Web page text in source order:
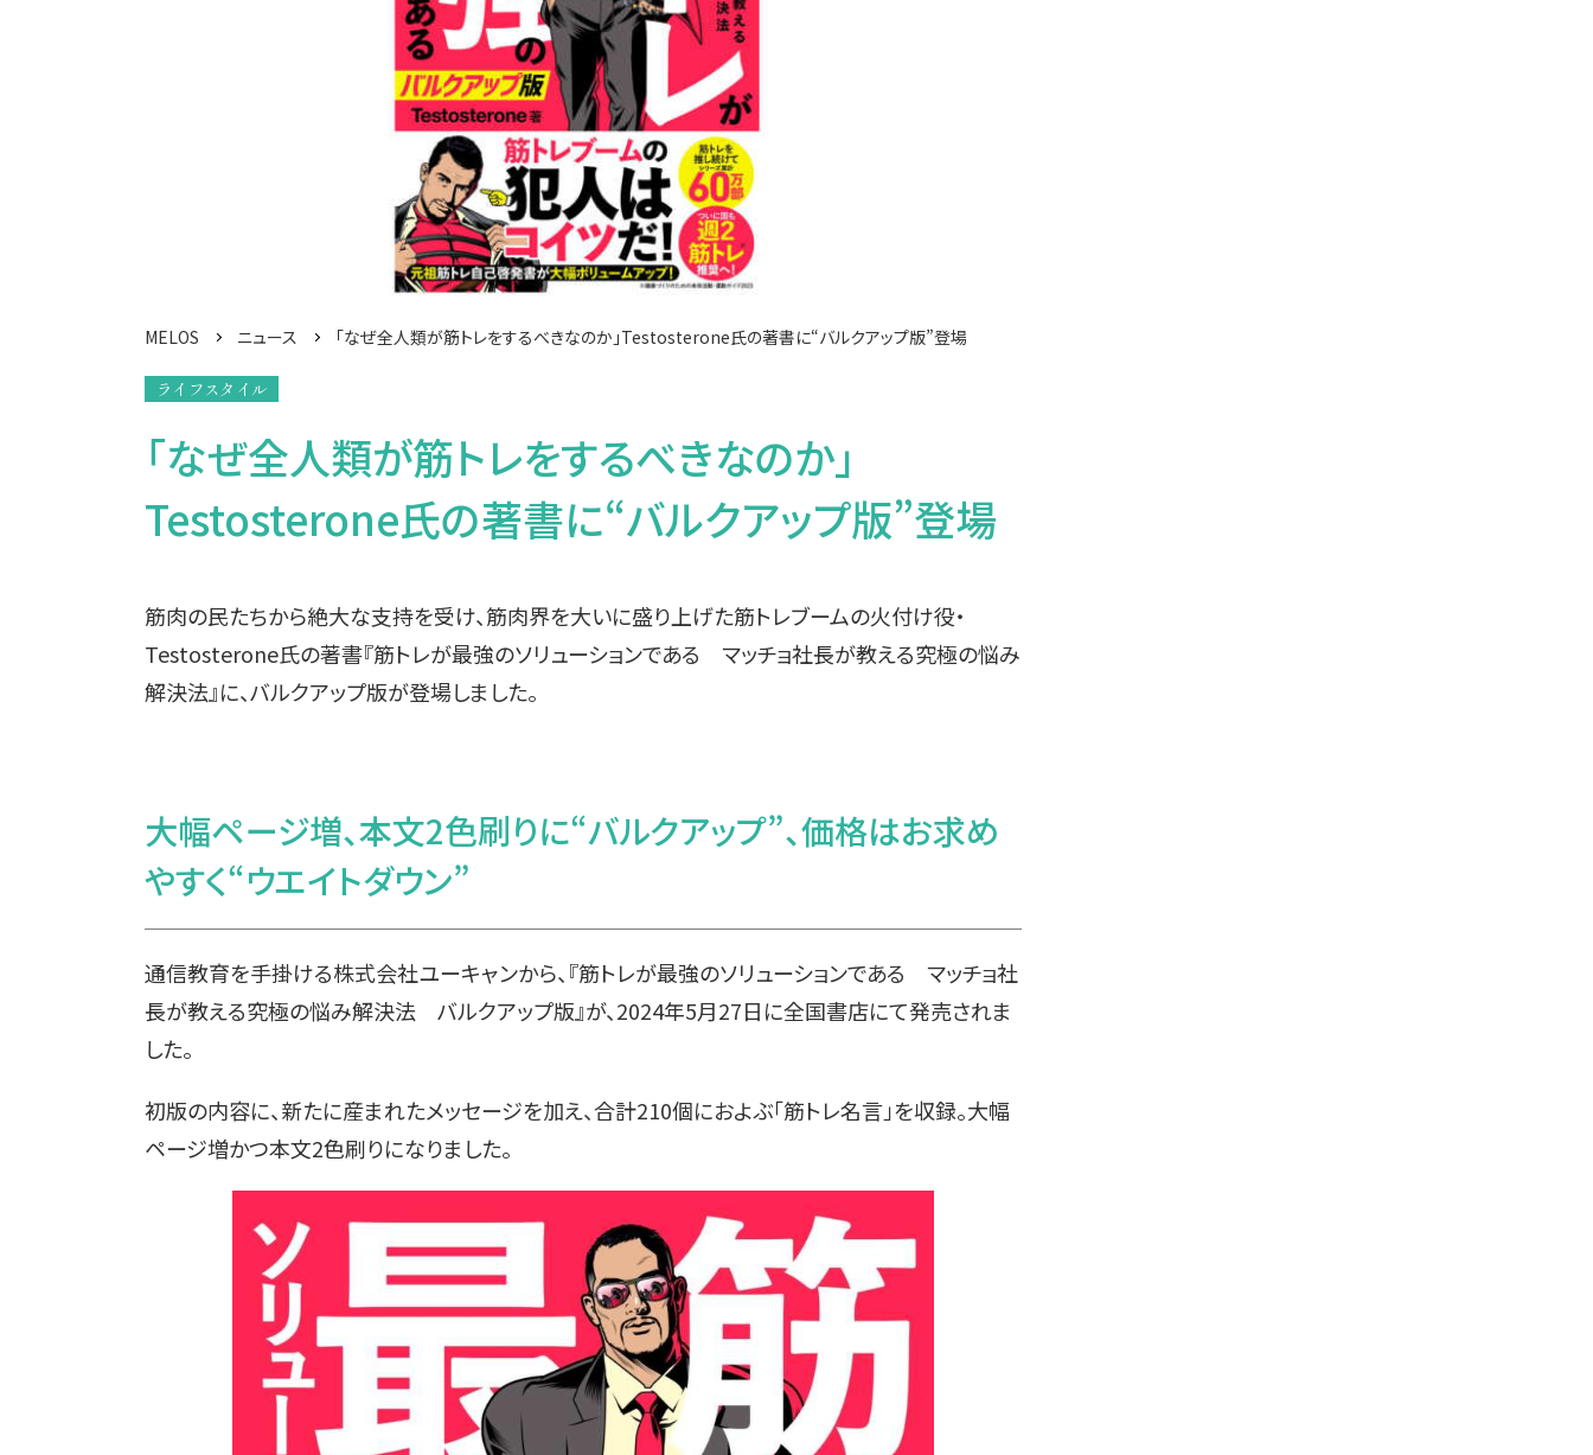
MELOS ニュース 「なぜ全人類が筋トレをするべきなのか」Testosterone氏の著書に“バルクアップ版”登場
ライフスタイル
「なぜ全人類が筋トレをするべきなのか」
Testosterone氏の著書に“バルクアップ版”登場
筋肉の民たちから絶大な支持を受け、筋肉界を大いに盛り上げた筋トレブームの火付け役・
Testosterone氏の著書『筋トレが最強のソリューションである マッチョ社長が教える究極の悩み
解決法』に、バルクアップ版が登場しました。
大幅ページ増、本文2色刷りに“バルクアップ”、価格はお求め
やすく“ウエイトダウン”
通信教育を手掛ける株式会社ユーキャンから、『筋トレが最強のソリューションである マッチョ社
長が教える究極の悩み解決法 バルクアップ版』が、2024年5月27日に全国書店にて発売されま
した。
初版の内容に、新たに産まれたメッセージを加え、合計210個におよぶ「筋トレ名言」を収録。大幅
ページ増かつ本文2色刷りになりました。